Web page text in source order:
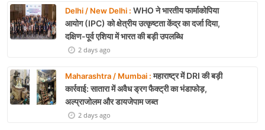
Delhi / New Delhi : WHO ने भारतीय फार्माकोपिया
आयोग (IPC) को क्षेत्रीय उत्कृष्टता केंद्र का दर्जा दिया,
दक्षिण-पूर्व एशिया में भारत की बड़ी उपलब्धि
2 days ago
Maharashtra / Mumbai :महाराष्ट्र में DRI की बड़ी
कार्रवाई: सातारा में अवैध ड्रग फैक्ट्री का भंडाफोड़,
अल्प्राजोलम और डायजेपाम जब्त
2 days ago